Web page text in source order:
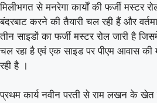
मिलीभगत से मनरेगा कार्यों की फर्जी मस्टर
बंदरबाट करने की तैयारी चल रही हैं और
तीन साइडों का फर्जी मस्टर रोल जारी है
चल रहा है एवं एक साइड पर पीएम आवास की
रही है ।
प्रथम कार्य नवीन परती से राम लखन के